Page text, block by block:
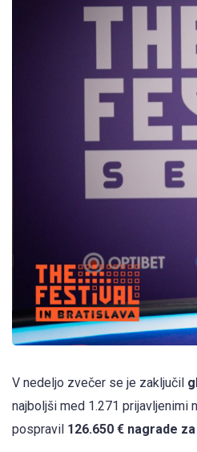
V nedeljo zvečer se je zaključil
najboljši med 1.271 prijavljenimi
pospravil 126.650 € nagrade